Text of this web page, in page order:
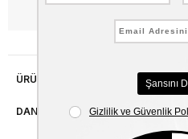
ÜRÜN ÖZELLIKLERI
DANIŞMA HATTI